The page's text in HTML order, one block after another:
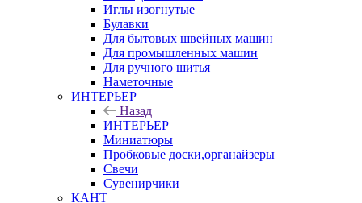
Иглы изогнутые
Булавки
Для бытовых швейных машин
Для промышленных машин
Для ручного шитья
Наметочные
ИНТЕРЬЕР
Назад
ИНТЕРЬЕР
Миниатюры
Пробковые доски,органайзеры
Свечи
Сувенирчики
КАНТ